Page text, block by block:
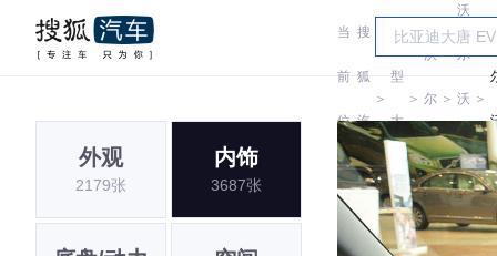
当
前
位
置:
搜
狐
汽
车
＞
车
型
大
＞
沃
尔
沃
＞
沃
尔
沃
亚
太
＞
外观
2179张
内饰
3687张